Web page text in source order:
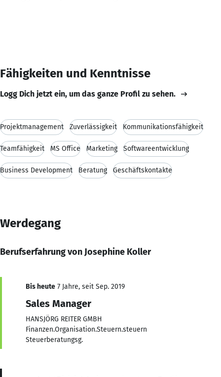
Fähigkeiten und Kenntnisse
Logg Dich jetzt ein, um das ganze Profil zu sehen.
Projektmanagement Zuverlässigkeit Kommunikationsfähigkeit
Teamfähigkeit MS Office Marketing Softwareentwicklung
Business Development Beratung Geschäftskontakte
Werdegang
Berufserfahrung von Josephine Koller
Bis heute 7 Jahre, seit Sep. 2019
Sales Manager
HANSJÖRG REITER GMBH
Finanzen.Organisation.Steuern.steuern
Steuerberatungsg.